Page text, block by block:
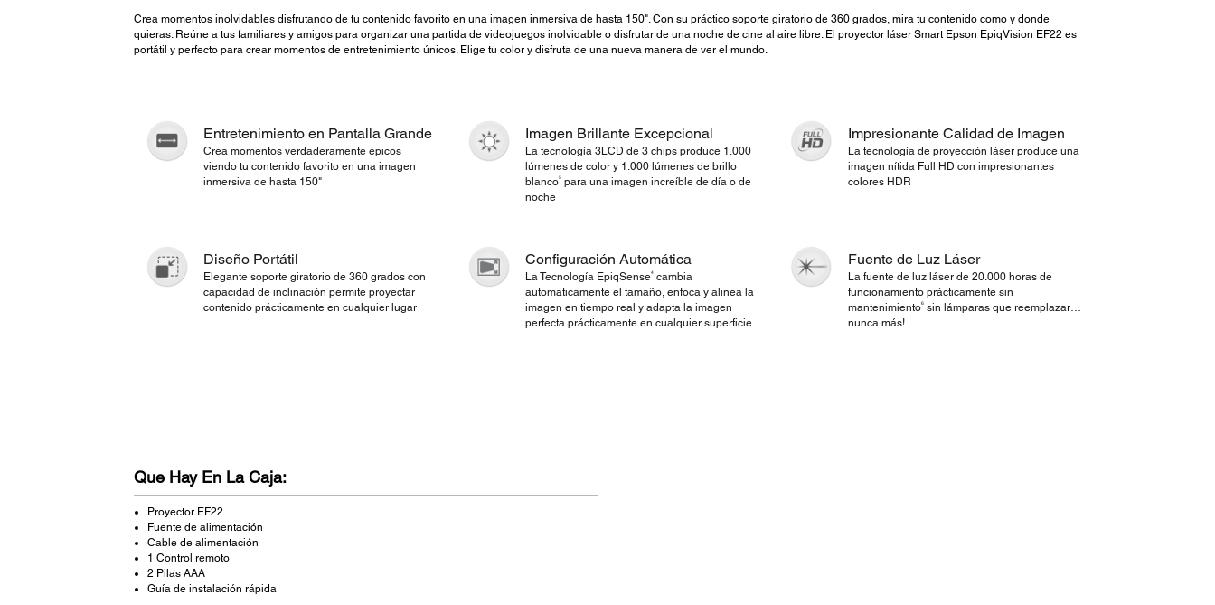
Crea momentos inolvidables disfrutando de tu contenido favorito en una imagen inmersiva de hasta 150". Con su práctico soporte giratorio de 360 grados, mira tu contenido como y donde
quieras. Reúne a tus familiares y amigos para organizar una partida de videojuegos inolvidable o disfrutar de una noche de cine al aire libre. El proyector láser Smart Epson EpiqVision EF22 es
portátil y perfecto para crear momentos de entretenimiento únicos. Elige tu color y disfruta de una nueva manera de ver el mundo.
Entretenimiento en Pantalla Grande
Crea momentos verdaderamente épicos
viendo tu contenido favorito en una imagen
inmersiva de hasta 150"
Imagen Brillante Excepcional
La tecnología 3LCD de 3 chips produce 1.000
lúmenes de color y 1.000 lúmenes de brillo
blanco5 para una imagen increíble de día o de
noche
Impresionante Calidad de Imagen
La tecnología de proyección láser produce una
imagen nítida Full HD con impresionantes
colores HDR
Diseño Portátil
Elegante soporte giratorio de 360 grados con
capacidad de inclinación permite proyectar
contenido prácticamente en cualquier lugar
Configuración Automática
La Tecnología EpiqSense4 cambia
automaticamente el tamaño, enfoca y alinea la
imagen en tiempo real y adapta la imagen
perfecta prácticamente en cualquier superficie
Fuente de Luz Láser
La fuente de luz láser de 20.000 horas de
funcionamiento prácticamente sin
mantenimiento6sin lámparas que reemplazar…
nunca más!
Que Hay En La Caja:
Proyector EF22
Fuente de alimentación
Cable de alimentación
1 Control remoto
2 Pilas AAA
Guía de instalación rápida